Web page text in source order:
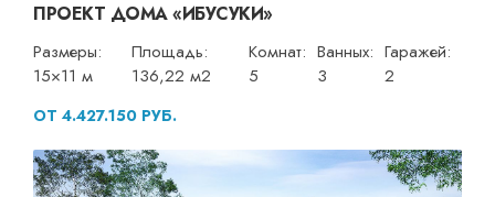
ПРОЕКТ ДОМА «ИБУСУКИ»
Размеры:
15×11 м
Площадь:
136,22 м2
Комнат:
5
Ванных:
3
Гаражей:
2
ОТ 4.427.150 РУБ.